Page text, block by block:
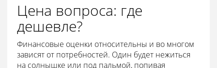
Цена вопроса: где
дешевле?
Финансовые оценки относительны и во многом
зависят от потребностей. Один будет нежиться
на солнышке или под пальмой, попивая